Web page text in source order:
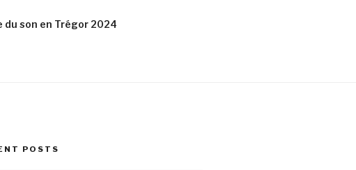
du son en Trégor 2024
POSTS